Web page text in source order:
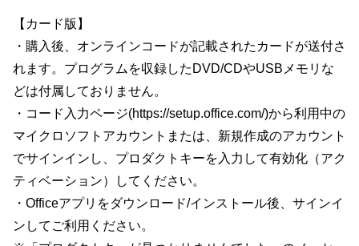
【カード版】
・購入後、オンラインコードが記載されたカードが送付さ
れます。プログラムを収録したDVD/CDやUSBメモリな
どは付属しておりません。
・コード入力ページ(https://setup.office.com/)から利用中の
マイクロソフトアカウントまたは、新規作成のアカウント
でサインインし、プロダクトキーを入力して有効化（アク
ティベーション）してください。
・Officeアプリをダウンロード/インストール後、サインイ
ンしてご利用ください。